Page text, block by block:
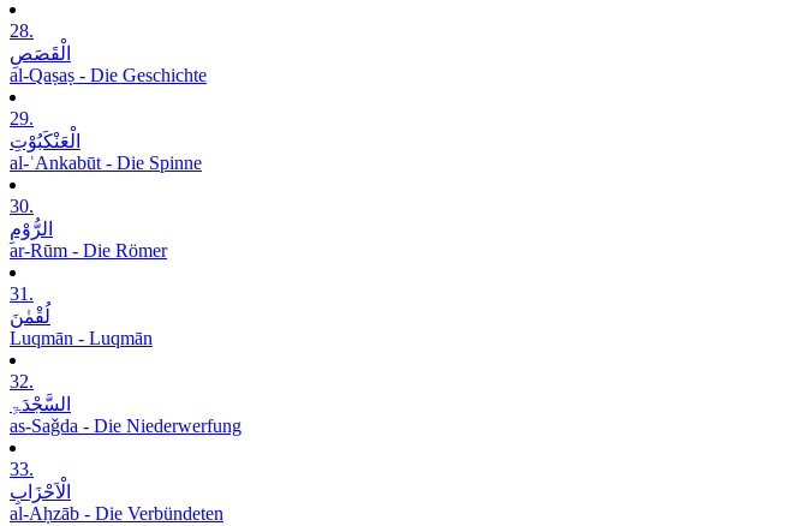
28.
الْقَصَصِ
al-Qaṣaṣ - Die Geschichte
29.
الْعَنْکَبُوْتِ
al-ʿAnkabūt - Die Spinne
30.
الرُّوْمِ
ar-Rūm - Die Römer
31.
لُقْمٰنَ
Luqmān - Luqmān
32.
السَّجْدَۃِ
as-Saǧda - Die Niederwerfung
33.
الْاَحْزَابِ
al-Aḥzāb - Die Verbündeten